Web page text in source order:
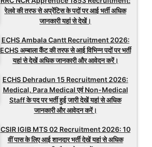
रेलवे की तरफ से अप्रेंटिस के पदों पर आई भर्ती अधिक
जानकारी यहां से देखें।
ECHS Ambala Cantt Recruitment 2026:
ECHS अम्बाला कैंट की तरफ से आई विभिन्न पदों पर भर्ती
यहां से देखें अधिक जानकारी और आवेदन करें।
ECHS Dehradun 15 Recruitment 2026:
Medical, Para Medical एवं Non-Medical
Staff के पद पर भर्ती हुई जारी देखें यहां से अधिक
जानकारी और आवेदन करें।
CSIR IGIB MTS 02 Recruitment 2026: 10
वीं पास के लिए आई शानदार भर्ती देखें यहां से अधिक